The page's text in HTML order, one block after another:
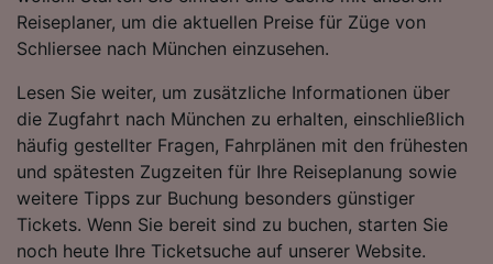
Reiseplaner, um die aktuellen Preise für Züge von
Schliersee nach München einzusehen.
Lesen Sie weiter, um zusätzliche Informationen über
die Zugfahrt nach München zu erhalten, einschließlich
häufig gestellter Fragen, Fahrplänen mit den frühesten
und spätesten Zugzeiten für Ihre Reiseplanung sowie
weitere Tipps zur Buchung besonders günstiger
Tickets. Wenn Sie bereit sind zu buchen, starten Sie
noch heute Ihre Ticketsuche auf unserer Website.
werden unseren Partnern signalisiert und
haben keinen Einfluss auf Surfdaten. Ihre
verwendet, wenn Sie uns gebeten haben, Ihr
Surfverhalten nicht zu verfolgen.
Wir und unsere Partner verarbeiten Daten, um
Folgendes bereitzustellen:
Verwendung genauer Standortdaten.
Endgeräteeigenschaften zur Identifikation